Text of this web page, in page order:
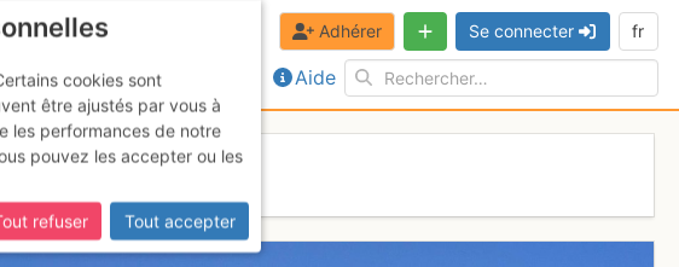
Aide
Adhérer Se connecter fr
cookies sont
être ajustés par vous à
les performances de notre
pouvez les accepter ou les
refuser
Tout accepter